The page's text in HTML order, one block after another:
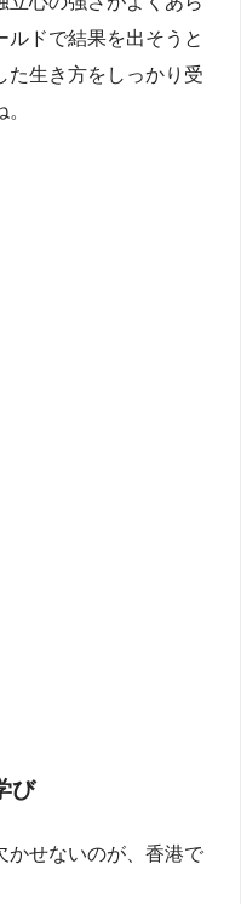
ルドで結果を出そうと
た生き方をしっかり受
び
かせないのが、香港で